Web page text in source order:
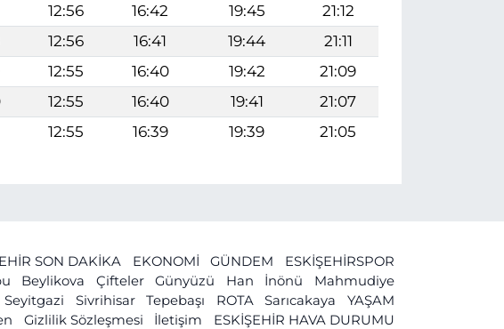
12:56 16:42 19:45
21:12
12:56 16:41 19:44
21:11
12:55 16:40 19:42
21:09
12:55 16:40 19:41
21:07
12:55 16:39 19:39 21:05
SON DAKİKA EKONOMİ GÜNDEM
ESKİŞEHİRSPOR
Beylikova Çifteler Günyüzü Han İnönü
Mahmudiye
Seyitgazi Sivrihisar Tepebaşı ROTA Sarıcakaya
YAŞAM
Gizlilik Sözleşmesi İletişim
ESKİŞEHİR HAVA DURUMU